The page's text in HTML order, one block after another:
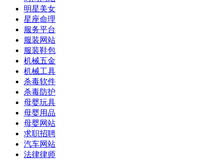
明星美女
星座命理
服务平台
服装网站
服装鞋包
机械五金
机械工具
杀毒软件
杀毒防护
母婴玩具
母婴用品
母婴网站
求职招聘
汽车网站
法律律师